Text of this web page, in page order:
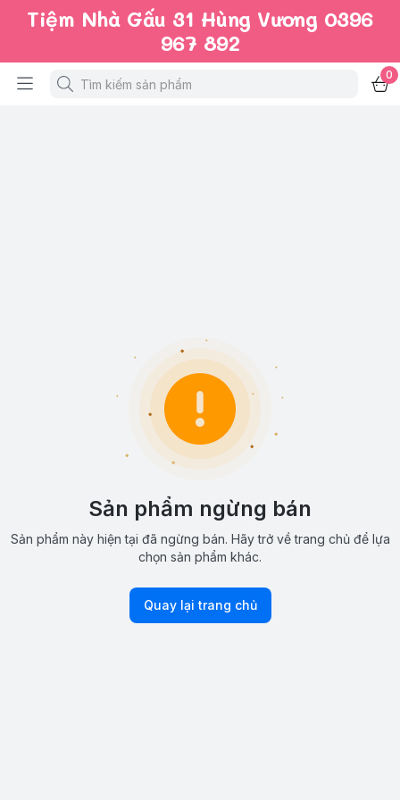
Tiệm Nhà Gấu 31 Hùng Vương 0396
967 892
0
Sản phẩm ngừng bán
Sản phẩm này hiện tại đã ngừng bán. Hãy trở về trang chủ để lựa
chọn sản phẩm khác.
Quay lại trang chủ